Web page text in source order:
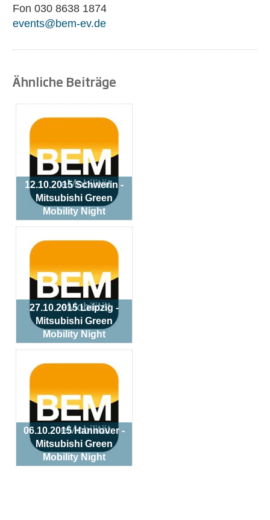
Fon 030 8638 1874
events@bem-ev.de
Ähnliche Beiträge
12.10.2015 Schwerin -
Mitsubishi Green
Mobility Night
27.10.2015 Leipzig -
Mitsubishi Green
Mobility Night
06.10.2015 Hannover -
Mitsubishi Green
Mobility Night